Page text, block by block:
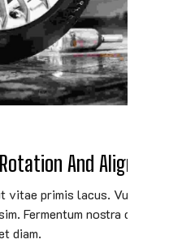
And Alignment
primis lacus. Vulputate
Fermentum nostra congue
diam.